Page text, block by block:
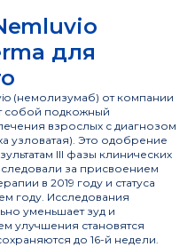
для
(немолизумаб) от компании
собой подкожный
взрослых с диагнозом
узловатая). Это одобрение
III фазы клинических
за присвоением
в 2019 году и статуса
году. Исследования
уменьшает зуд и
улучшения становятся
до 16-й недели.